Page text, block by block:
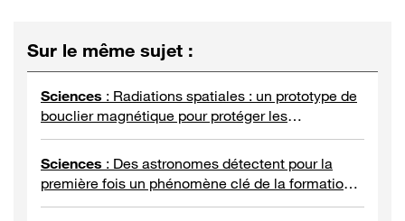
Sur le même sujet :
Sciences : Radiations spatiales : un prototype de
bouclier magnétique pour protéger les
astronautes
Sciences : Des astronomes détectent pour la
première fois un phénomène clé de la formation
des étoiles